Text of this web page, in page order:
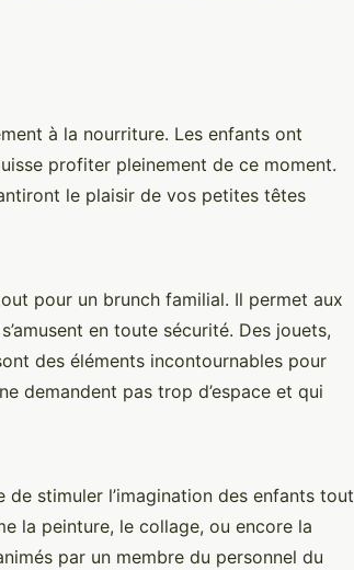
à la nourriture. Les enfants ont
profiter pleinement de ce moment.
le plaisir de vos petites têtes
pour un brunch familial. Il permet aux
en toute sécurité. Des jouets,
des éléments incontournables pour
demandent pas trop d’espace et qui
de stimuler l’imagination des enfants tout
la peinture, le collage, ou encore la
par un membre du personnel du